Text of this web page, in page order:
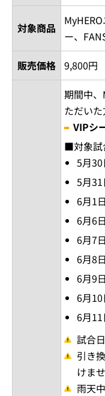
対象商品
ー、
販売価格 9,800円
期間中
ただい
VIPシ
■対象試
5月
5月
6月1
6月6
6月7
6月8
6月9
6月
6月
試合
引き
けま
雨天